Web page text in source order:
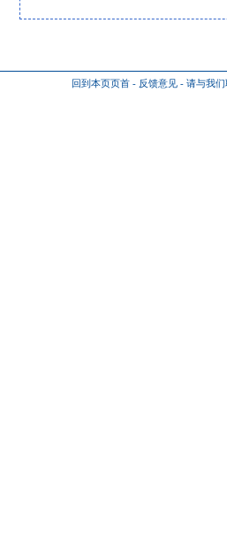
回到本页页首 - 反馈意见 - 请与我们